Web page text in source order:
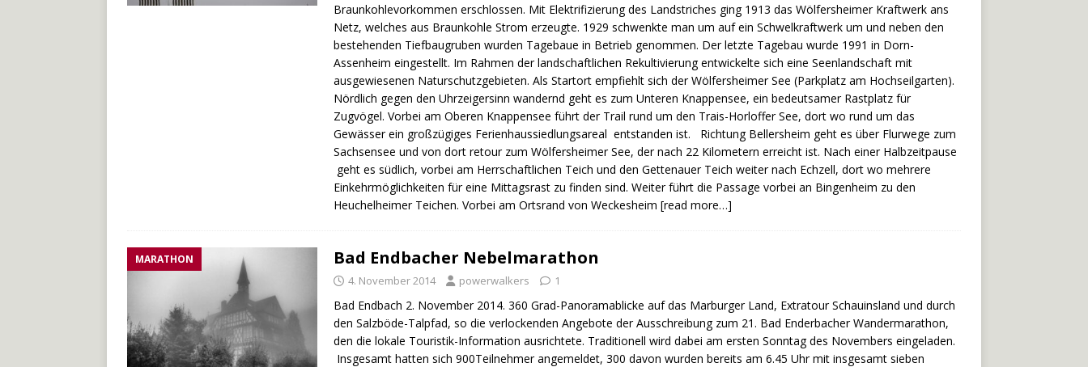
Braunkohlevorkommen erschlossen. Mit Elektrifizierung des Landstriches ging 1913 das Wölfersheimer Kraftwerk ans
Netz, welches aus Braunkohle Strom erzeugte. 1929 schwenkte man um auf ein Schwelkraftwerk um und neben den
bestehenden Tiefbaugruben wurden Tagebaue in Betrieb genommen. Der letzte Tagebau wurde 1991 in Dorn-
Assenheim eingestellt. Im Rahmen der landschaftlichen Rekultivierung entwickelte sich eine Seenlandschaft mit
ausgewiesenen Naturschutzgebieten. Als Startort empfiehlt sich der Wölfersheimer See (Parkplatz am Hochseilgarten).
Nördlich gegen den Uhrzeigersinn wandernd geht es zum Unteren Knappensee, ein bedeutsamer Rastplatz für
Zugvögel. Vorbei am Oberen Knappensee führt der Trail rund um den Trais-Horloffer See, dort wo rund um das
Gewässer ein großzügiges Ferienhaussiedlungsareal entstanden ist. Richtung Bellersheim geht es über Flurwege zum
Sachsensee und von dort retour zum Wölfersheimer See, der nach 22 Kilometern erreicht ist. Nach einer Halbzeitpause
geht es südlich, vorbei am Herrschaftlichen Teich und den Gettenauer Teich weiter nach Echzell, dort wo mehrere
Einkehrmöglichkeiten für eine Mittagsrast zu finden sind. Weiter führt die Passage vorbei an Bingenheim zu den
Heuchelheimer Teichen. Vorbei am Ortsrand von Weckesheim [read more…]
MARATHON Bad Endbacher Nebelmarathon
4. November 2014 powerwalkers 1
Bad Endbach 2. November 2014. 360 Grad-Panoramablicke auf das Marburger Land, Extratour Schauinsland und durch
den Salzböde-Talpfad, so die verlockenden Angebote der Ausschreibung zum 21. Bad Enderbacher Wandermarathon,
den die lokale Touristik-Information ausrichtete. Traditionell wird dabei am ersten Sonntag des Novembers eingeladen.
Insgesamt hatten sich 900Teilnehmer angemeldet, 300 davon wurden bereits am 6.45 Uhr mit insgesamt sieben